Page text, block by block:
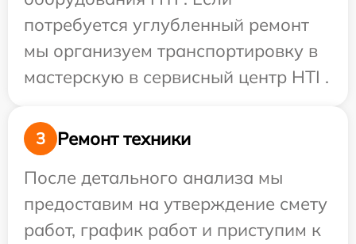
потребуется углубленный ремонт
мы организуем транспортировку в
мастерскую в сервисный центр HTI .
3
Ремонт техники
После детального анализа мы
предоставим на утверждение смету
работ, график работ и приступим к